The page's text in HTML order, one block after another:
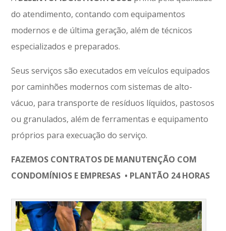
do atendimento, contando com equipamentos
modernos e de última geração, além de técnicos
especializados e preparados.
Seus serviços são executados em veículos equipados
por caminhões modernos com sistemas de alto-
vácuo, para transporte de resíduos líquidos, pastosos
ou granulados, além de ferramentas e equipamento
próprios para execuação do serviço.
FAZEMOS CONTRATOS DE MANUTENÇÃO COM
CONDOMÍNIOS E EMPRESAS • PLANTÃO 24 HORAS